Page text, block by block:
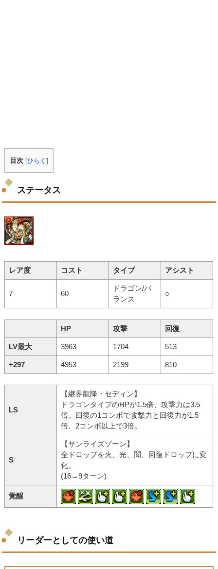
目次 [ひらく]
ステータス
レア度 コスト タイプ アシスト
7 60
ドラゴン/バ
ランス
○
HP 攻撃 回復
LV最大 3963 1704 513
+297 4953 2199 810
LS
【継界龍降・セディン】
ドラゴンタイプのHPが1.5倍、攻撃力は3.5
倍。回復の1コンボで攻撃力と回復力が1.5
倍、2コンボ以上で3倍。
S
【サンライズゾーン】
全ドロップを火、光、闇、回復ドロップに変
化。
(16→9ターン)
覚醒
リーダーとしての使い道